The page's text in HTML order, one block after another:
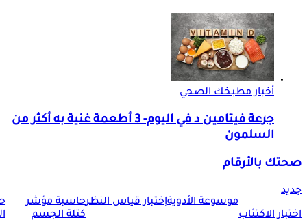
أخبار مطبخك الصحي
جرعة فيتامين د في اليوم- 3 أطعمة غنية به أكثر من
السلمون
صحتك بالأرقام
جديد
اختبار الاكتئاب
موسوعة الأدويةإختبار قياس النظرحاسبة مؤشر
كتلة الجسم